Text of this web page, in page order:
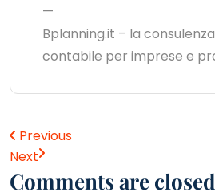
—
Bplanning.it – la
contabile per imprese e
Previous
Next
Comments are closed